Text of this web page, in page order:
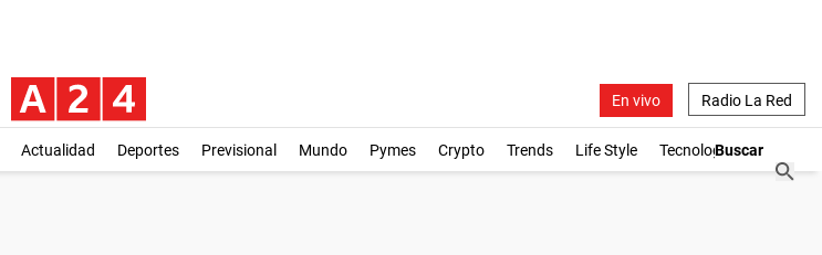
En vivo Radio La Red
Actualidad Deportes Previsional Mundo Pymes Crypto Trends Life Style Tecnología